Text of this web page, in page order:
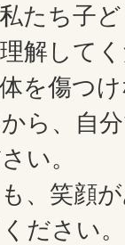
たち子
解して
を傷つ
ら、自
い。
、笑顔
ださい。